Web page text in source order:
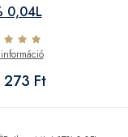
0,04L
273 Ft